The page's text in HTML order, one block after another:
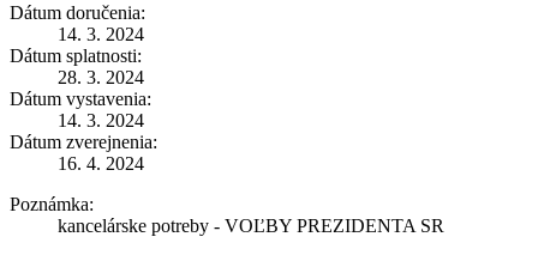
Dátum doručenia:
14. 3. 2024
Dátum splatnosti:
28. 3. 2024
Dátum vystavenia:
14. 3. 2024
Dátum zverejnenia:
16. 4. 2024
Poznámka:
kancelárske potreby - VOĽBY PREZIDENTA SR